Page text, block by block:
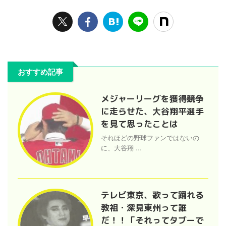
おすすめ記事
メジャーリーグを獲得競争
に走らせた、大谷翔平選手
を見て思ったことは
それほどの野球ファンではないの
に、大谷翔 ...
テレビ東京、歌って踊れる
教祖・深見東州って誰
だ！！「それってタブーで